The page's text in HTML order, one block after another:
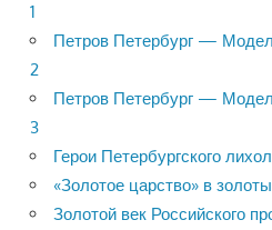
1
Петров Петербург —
2
Петров Петербург —
3
Герои Петербургского
«Золотое царство» в
Золотой век Российского